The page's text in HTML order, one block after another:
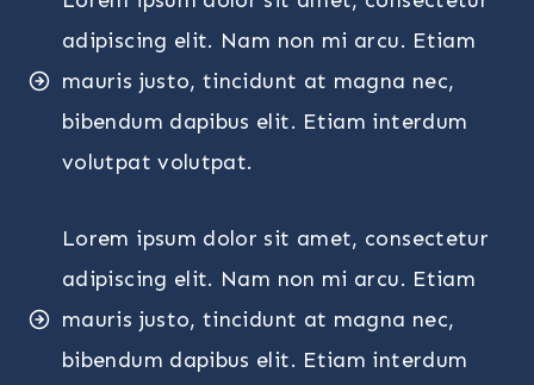
adipiscing elit. Nam non mi arcu. Etiam
mauris justo, tincidunt at magna nec,
bibendum dapibus elit. Etiam interdum
volutpat volutpat.
Lorem ipsum dolor sit amet, consectetur
adipiscing elit. Nam non mi arcu. Etiam
mauris justo, tincidunt at magna nec,
bibendum dapibus elit. Etiam interdum